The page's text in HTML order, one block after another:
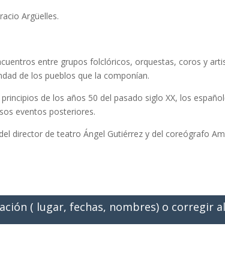
Argüelles.
entre grupos folclóricos, orquestas, coros y
de los pueblos que la componían.
de los años 50 del pasado siglo XX, los
eventos posteriores.
director de teatro Ángel Gutiérrez y del coreógrafo
( lugar, fechas, nombres) o corregir